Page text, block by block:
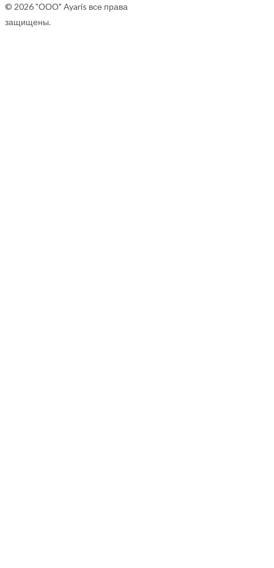
© 2026 "ООО" Ayaris все права
защищены.